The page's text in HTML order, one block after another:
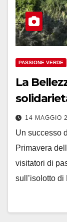
PASSIONE VERDE
La
14 MAGGIO
Un successo
Primavera
visitatori di
sull’isolotto